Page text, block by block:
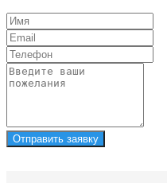
Отправить заявку